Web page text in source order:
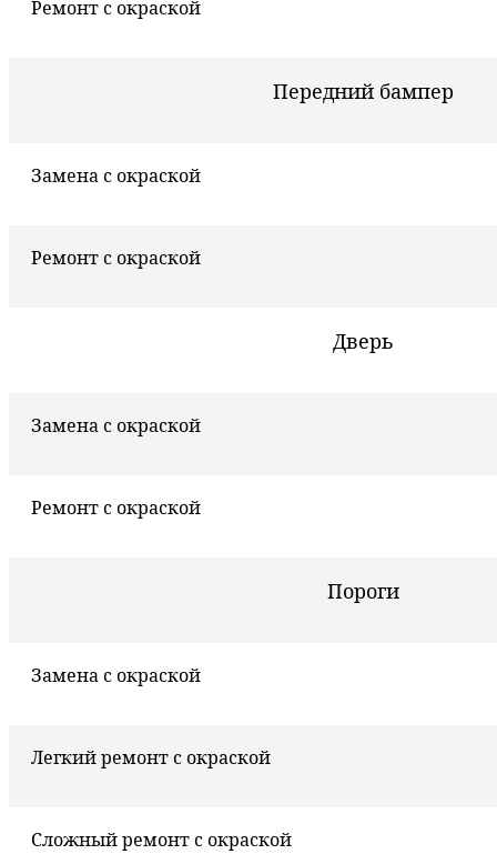
Ремонт с окраской
Передний бампер
Замена с окраской
Ремонт с окраской
Дверь
Замена с окраской
Ремонт с окраской
Пороги
Замена с окраской
Легкий ремонт с окраской
Сложный ремонт с окраской